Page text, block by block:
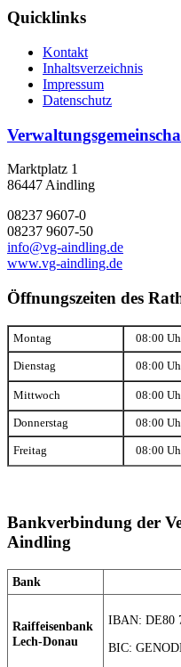
Quicklinks
Kontakt
Inhaltsverzeichnis
Impressum
Datenschutz
Marktplatz 1
86447 Aindling
08237 9607-0
08237 9607-50
info@vg-aindling.de
www.vg-aindling.de
Öffnungszeiten des
Montag 08:00
Dienstag 08:00
Mittwoch 08:00
Donnerstag 08:00
Freitag 08:00
Bankverbindung der
Aindling
Bank
Raiffeisenbank
Lech-Donau
IBAN: DE80
BIC: